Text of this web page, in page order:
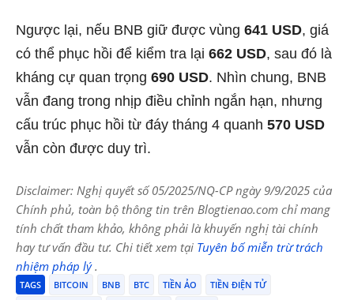
Ngược lại, nếu BNB giữ được vùng 641 USD, giá
có thể phục hồi để kiểm tra lại 662 USD, sau đó là
kháng cự quan trọng 690 USD. Nhìn chung, BNB
vẫn đang trong nhịp điều chỉnh ngắn hạn, nhưng
cấu trúc phục hồi từ đáy tháng 4 quanh 570 USD
vẫn còn được duy trì.
Disclaimer: Nghị quyết số 05/2025/NQ-CP ngày 9/9/2025 của
Chính phủ, toàn bộ thông tin trên Blogtienao.com chỉ mang
tính chất tham khảo, không phải là khuyến nghị tài chính
hay tư vấn đầu tư. Chi tiết xem tại Tuyên bố miễn trừ trách
nhiệm pháp lý.
TAGS BITCOIN BNB BTC TIỀN ẢO TIỀN ĐIỆN TỬ